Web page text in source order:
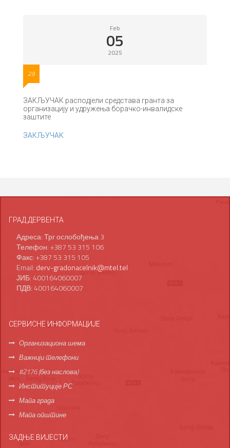
Feb
05
2025
29
ЗАКЉУЧАК расподјели средстава гранта за
организацију и удружења борачко-инвалидске
заштите
ЗАКЉУЧАК
ГРАД ДЕРВЕНТА
Адреса: Трг ослобођења 3
Телефон: +387 53 315 106
Факс: +387 53 315 105
Email: derv-gradonacelnik@mtel.tel
ЈИБ: 400164060007
ПДВ: 400164060007
СЕРВИСНЕ ИНФОРМАЦИЈЕ
Организациона шема
Важнији телефони
#2176 (без наслова)
Институције РС
Мапа града
Мапа општине
ЗАДЊЕ ВИЈЕСТИ